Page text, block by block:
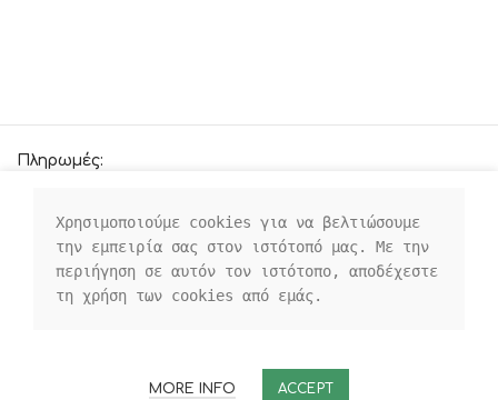
Πληρωμές:
Οι κοινωνικοί μας σύνδεσμοι:
ROOMS4KIDS 2021-23 CREATED BYWEBTARGET
Χρησιμοποιούμε cookies για να βελτιώσουμε
την εμπειρία σας στον ιστότοπό μας. Με την
περιήγηση σε αυτόν τον ιστότοπο, αποδέχεστε
τη χρήση των cookies από εμάς.
MORE INFO ACCEPT